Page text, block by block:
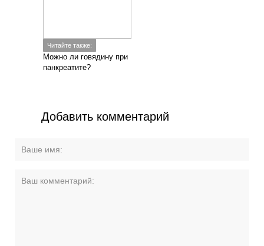
Читайте также:
Можно ли говядину при
панкреатите?
Добавить комментарий